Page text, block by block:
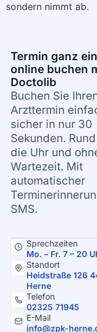
sondern nimmt ab.
Termin ganz
online buchen
Doctolib
Buchen Sie
Arzttermin
sicher in nur 30
Sekunden.
die Uhr und
Wartezeit. Mit
automatischer
SMS.
Sprechzeiten
Mo. – Fr. 7 – 20
Standort
Heidstraße 126
Herne
Telefon
02325 71945
E-Mail
info@zpk-